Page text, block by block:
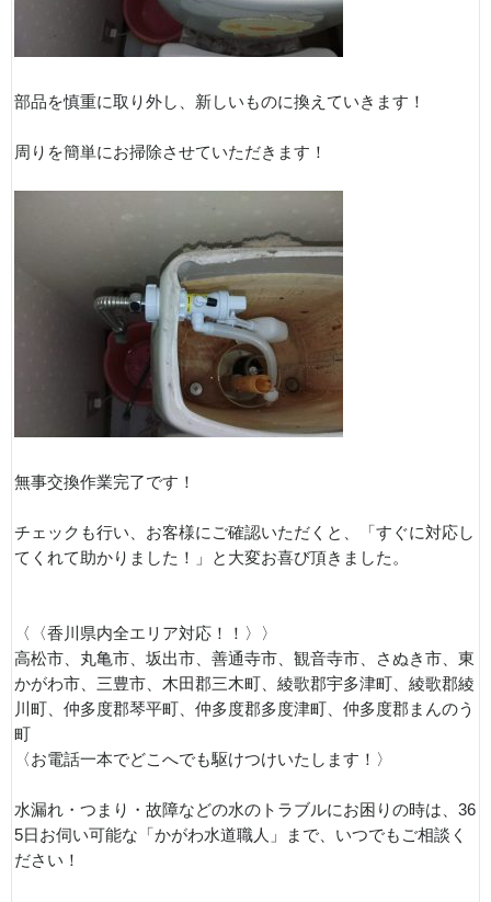
部品を慎重に取り外し、新しいものに換えていきます！
周りを簡単にお掃除させていただきます！
無事交換作業完了です！
チェックも行い、お客様にご確認いただくと、「すぐに対応し
てくれて助かりました！」と大変お喜び頂きました。
〈〈香川県内全エリア対応！！〉〉
高松市、丸亀市、坂出市、善通寺市、観音寺市、さぬき市、東
かがわ市、三豊市、木田郡三木町、綾歌郡宇多津町、綾歌郡綾
川町、仲多度郡琴平町、仲多度郡多度津町、仲多度郡まんのう
町
〈お電話一本でどこへでも駆けつけいたします！〉
水漏れ・つまり・故障などの水のトラブルにお困りの時は、36
5日お伺い可能な「かがわ水道職人」まで、いつでもご相談く
ださい！